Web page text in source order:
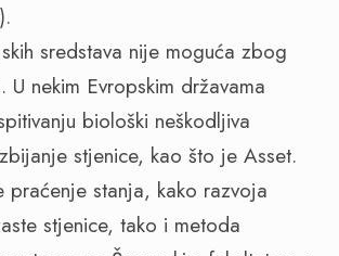
sredstava nije moguća zbog
U nekim Evropskim državama
biološki neškodljiva
stjenice, kao što je Asset.
stanja, kako razvoja
stjenice, tako i metoda